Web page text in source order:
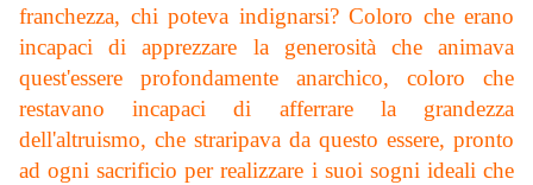
franchezza, chi poteva indignarsi? Coloro che erano
incapaci di apprezzare la generosità che animava
quest'essere profondamente anarchico, coloro che
restavano incapaci di afferrare la grandezza
dell'altruismo, che straripava da questo essere, pronto
ad ogni sacrificio per realizzare i suoi sogni ideali che